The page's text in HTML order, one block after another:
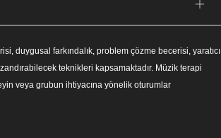
duygusal farkındalık, problem çözme becerisi, yaratıcı
teknikleri kapsamaktadır. Müzik terapi
veya grubun ihtiyacına yönelik oturumlar